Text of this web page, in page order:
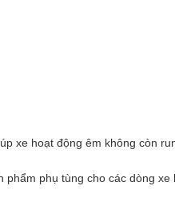
xe hoạt động êm không còn
phẩm phụ tùng cho các dòng xe